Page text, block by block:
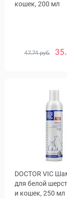
кошек, 200 мл
47.74 руб.
DOCTOR VIC
для белой
и кошек, 250 мл